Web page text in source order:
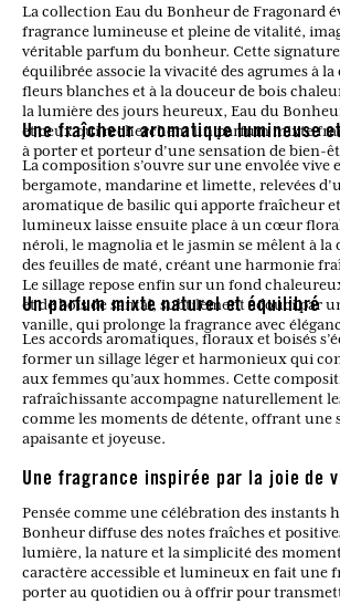
La collection Eau du Bonheur de Fragonard
fragrance lumineuse et pleine de vitalité,
véritable parfum du bonheur. Cette
équilibrée associe la vivacité des agrumes à la
fleurs blanches et à la douceur de bois
la lumière des jours heureux, Eau du Bonheur
et ceux qui recherchent un parfum mixte
à porter et porteur d’une sensation de bien-
Une fraîcheur aromatique lumineuse
La composition s’ouvre sur une envolée vive
bergamote, mandarine et limette, relevées
aromatique de basilic qui apporte fraîcheur
lumineux laisse ensuite place à un cœur
néroli, le magnolia et le jasmin se mêlent à la
des feuilles de maté, créant une harmonie
Le sillage repose enfin sur un fond
et de bois de santal, subtilement adouci par
vanille, qui prolonge la fragrance avec
Un parfum mixte naturel et équilibré
Les accords aromatiques, floraux et boisés
former un sillage léger et harmonieux qui
aux femmes qu’aux hommes. Cette
rafraîchissante accompagne naturellement
comme les moments de détente, offrant une
apaisante et joyeuse.
Une fragrance inspirée par la joie de
Pensée comme une célébration des instants
Bonheur diffuse des notes fraîches et
lumière, la nature et la simplicité des
caractère accessible et lumineux en fait une
porter au quotidien ou à offrir pour